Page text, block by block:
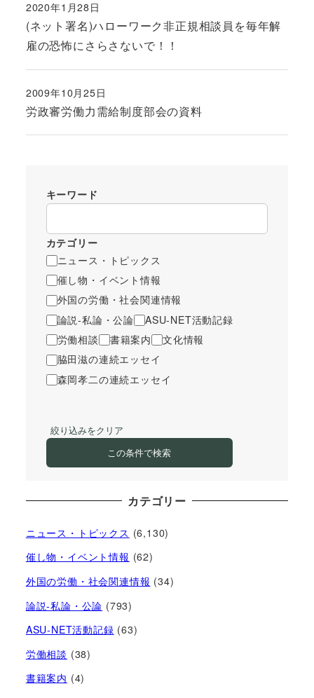
(ネット署名)ハローワーク非正規相談員を毎年解
雇の恐怖にさらさないで！！
投稿日
2020年1月28日
労政審労働力需給制度部会の資料
投稿日
2009年10月25日
キーワード
カテゴリー
ニュース・トピックス
催し物・イベント情報
外国の労働・社会関連情報
論説-私論・公論
ASU-NET活動記録
労働相談
書籍案内
文化情報
脇田滋の連続エッセイ
森岡孝二の連続エッセイ
絞り込みをクリア
この条件で検索
カテゴリー
ニュース・トピックス (6,130)
催し物・イベント情報 (62)
外国の労働・社会関連情報 (34)
論説-私論・公論 (793)
ASU-NET活動記録 (63)
労働相談 (38)
書籍案内 (4)